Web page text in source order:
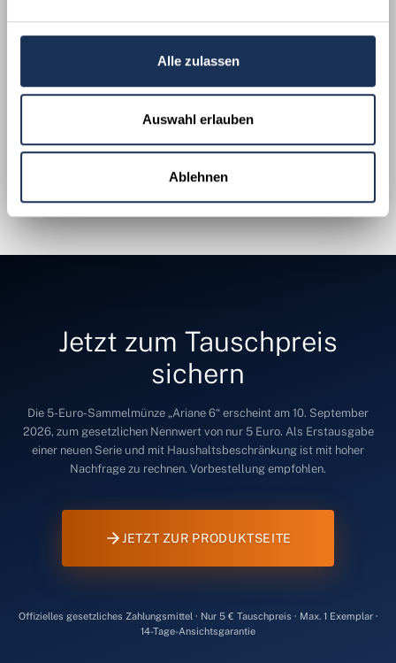
Alle zulassen
Auswahl erlauben
Ablehnen
Limitierung Staatlich limitiert
JETZT SICHERN
Jetzt zum Tauschpreis
sichern
Die 5-Euro-Sammelmünze „Ariane 6“ erscheint am 10. September
2026, zum gesetzlichen Nennwert von nur 5 Euro. Als Erstausgabe
einer neuen Serie und mit Haushaltsbeschränkung ist mit hoher
Nachfrage zu rechnen. Vorbestellung empfohlen.
JETZT ZUR PRODUKTSEITE
Offizielles gesetzliches Zahlungsmittel · Nur 5 € Tauschpreis · Max. 1 Exemplar ·
14-Tage-Ansichtsgarantie